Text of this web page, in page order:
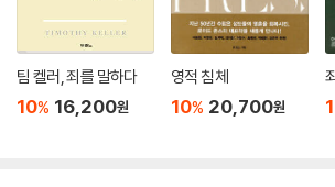
“새로운 문화변화 상황에 따른 진지하고 시의적절
대와 호흡하며 침례교회 회복을 제시한다.”
- 남병두 (교수, 역사신학, 한국침례신학대학교)
팀 켈러, 죄를 말하다
10% 16,200원
영적 침체
10% 20,700원